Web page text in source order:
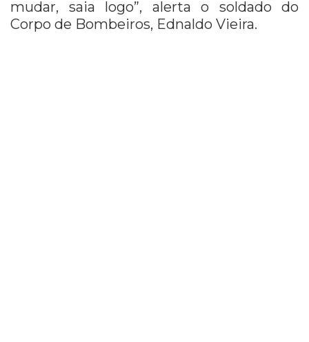
mudar, saia logo”, alerta o soldado do
Corpo de Bombeiros, Ednaldo Vieira.